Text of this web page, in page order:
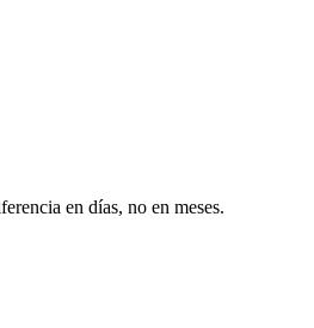
en días, no en meses.